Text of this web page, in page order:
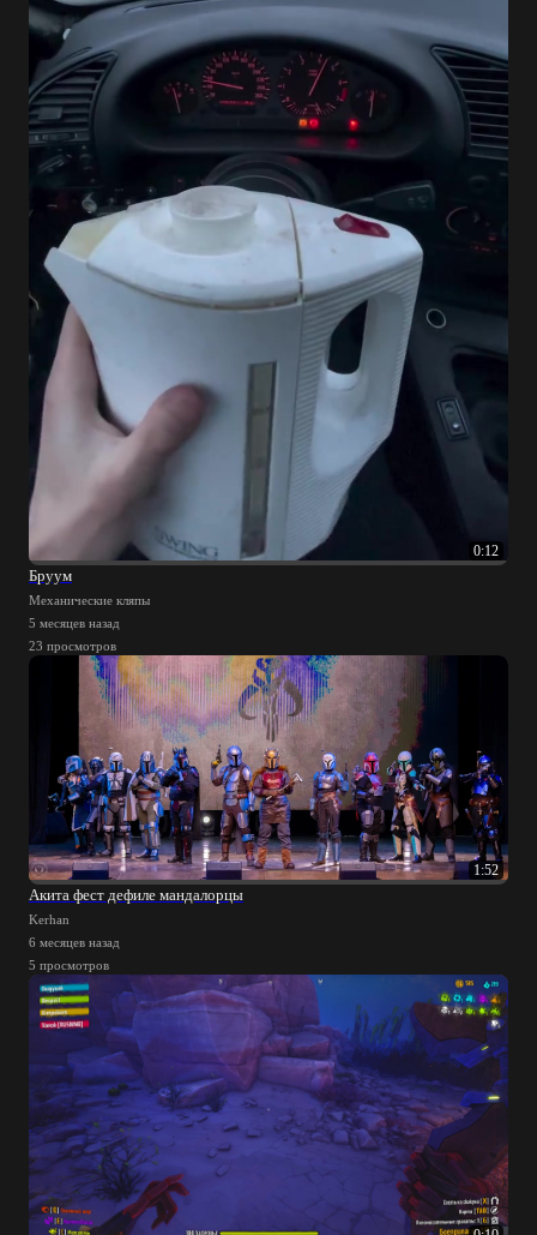
0:12
Бруум
Механические кляпы
5 месяцев назад
23 просмотров
1:52
Акита фест дефиле мандалорцы
Kerhan
6 месяцев назад
5 просмотров